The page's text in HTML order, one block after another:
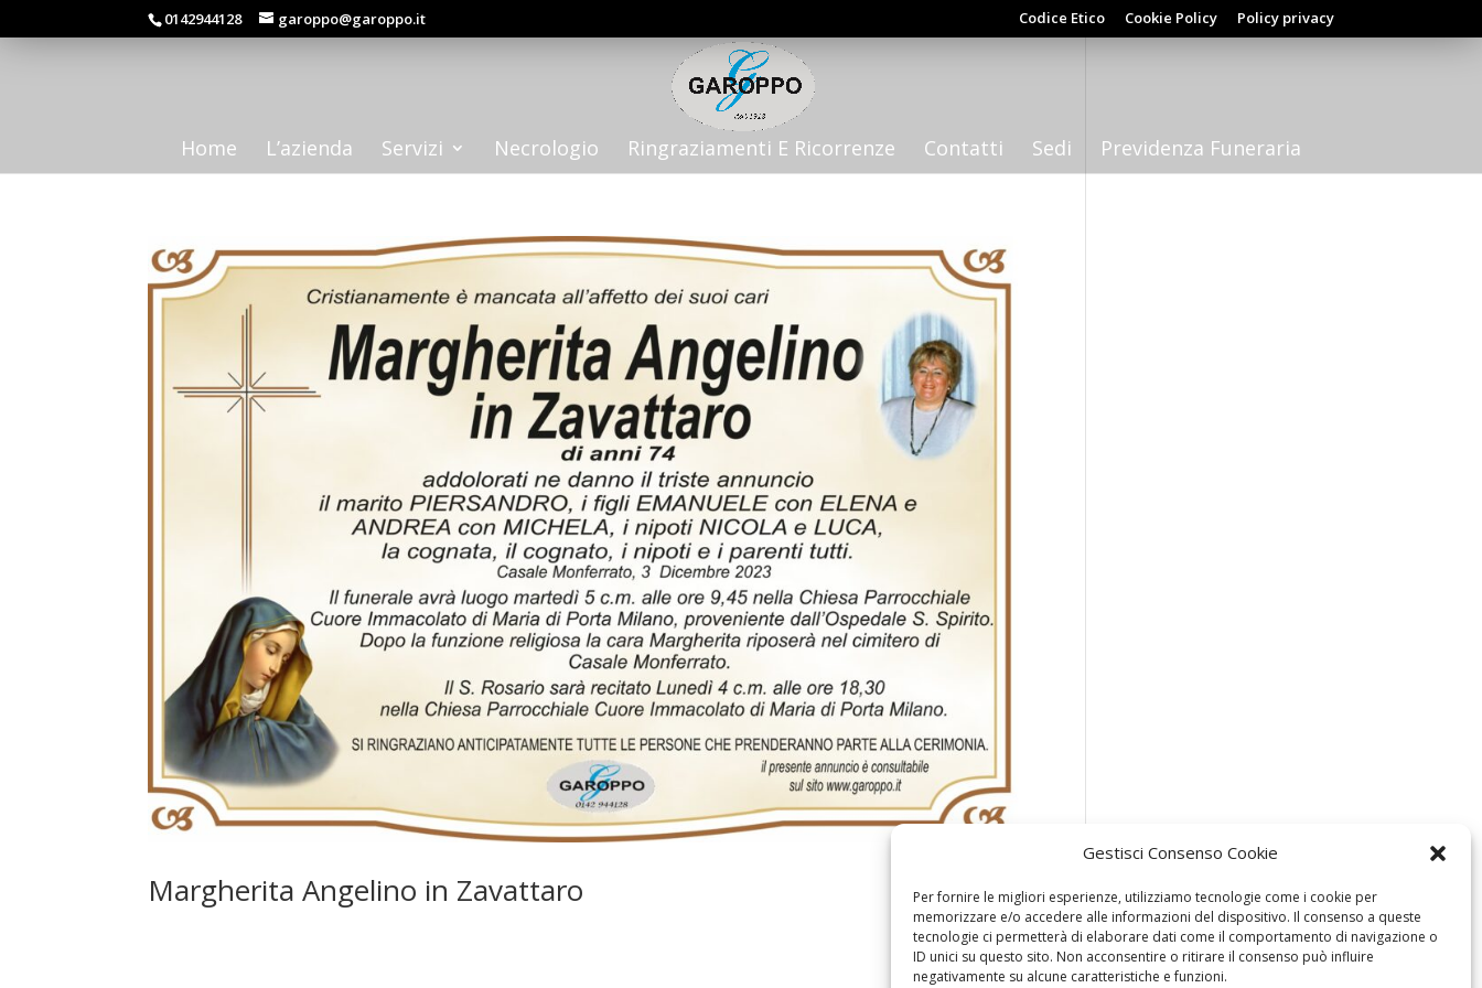
Gestisci Consenso Cookie
Per fornire le migliori esperienze, utilizziamo tecnologie come i cookie per
memorizzare e/o accedere alle informazioni del dispositivo. Il consenso a queste
tecnologie ci permetterà di elaborare dati come il comportamento di navigazione o
ID unici su questo sito. Non acconsentire o ritirare il consenso può influire
negativamente su alcune caratteristiche e funzioni.
0142944128 garoppo@garoppo.it Codice Etico Cookie Policy Policy privacy
Home L’azienda Servizi Necrologio Ringraziamenti E Ricorrenze Contatti Sedi Previdenza Funeraria
Margherita Angelino in Zavattaro